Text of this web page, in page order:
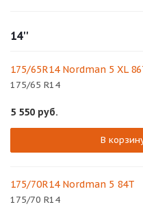
14''
175/65R14 Nordman 5 XL
175/65 R14
5 550 руб.
В
175/70R14 Nordman 5 84T
175/70 R14